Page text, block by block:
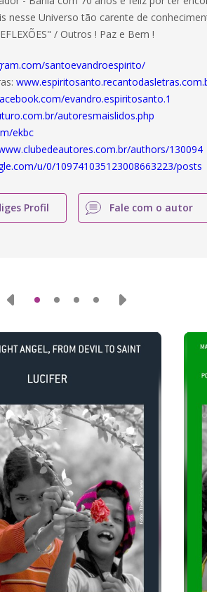
nesse Universo tão carente de
/ Outros ! Paz e Bem !
santoevandroespirito/
evandro.espiritosanto.1
autoresmaislidos.php
ekbc
authors/130094
u/0/109741035123008663223/posts
Profil Fale com o autor